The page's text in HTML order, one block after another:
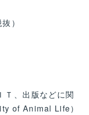
）
Ｔ、出版などに関
of Animal Life）